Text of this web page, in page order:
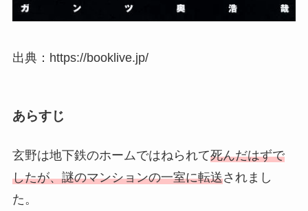
出典：https://booklive.jp/
あらすじ
玄野は地下鉄のホームではねられて死んだはずで
したが、謎のマンションの一室に転送されまし
た。